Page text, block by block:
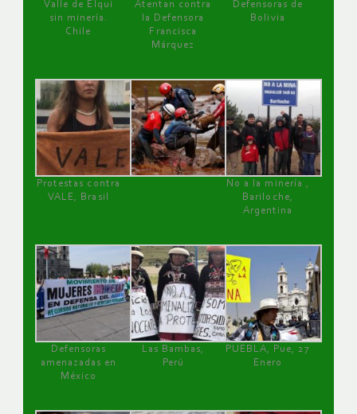
Valle de Elqui
sin minería.
Chile
Atentan contra
la Defensora
Francisca
Márquez
Defensoras de
Bolivia
Protestas contra
VALE, Brasil
No a la minería ,
Bariloche,
Argentina
Defensoras
amenazadas en
México
Las Bambas,
Perú
PUEBLA, Pue, 27
Enero